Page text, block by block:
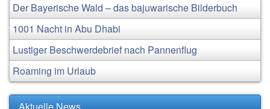
Der Bayerische Wald – das bajuwarische Bilderbuch
1001 Nacht in Abu Dhabi
Lustiger Beschwerdebrief nach Pannenflug
Roaming im Urlaub